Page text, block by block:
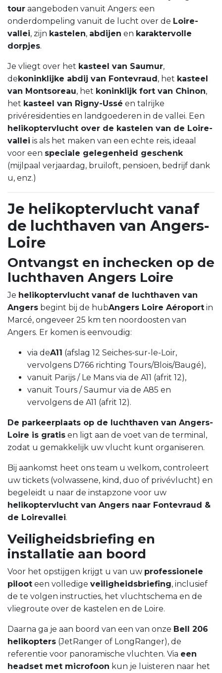
tour aangeboden vanuit Angers: een
onderdompeling vanuit de lucht over de Loire-
vallei, zijn kastelen, abdijen en karaktervolle
dorpjes.
Je vliegt over het kasteel van Saumur,
dekoninklijke abdij van Fontevraud, het kasteel
van Montsoreau, het koninklijk fort van Chinon,
het kasteel van Rigny-Ussé en talrijke
privéresidenties en landgoederen in de vallei. Een
helikoptervlucht over de kastelen van de Loire-
vallei is als het maken van een echte reis, ideaal
voor een speciale gelegenheid geschenk
(mijlpaal verjaardag, bruiloft, pensioen, bedrijf dank
u, enz.)
Je helikoptervlucht vanaf
de luchthaven van Angers-
Loire
Ontvangst en inchecken op de
luchthaven Angers Loire
Je helikoptervlucht vanaf de luchthaven van
Angers begint bij de hubAngers Loire Aéroport in
Marcé, ongeveer 25 km ten noordoosten van
Angers. Er komen is eenvoudig:
via deA11 (afslag 12 Seiches-sur-le-Loir,
vervolgens D766 richting Tours/Blois/Baugé),
vanuit Parijs / Le Mans via de A11 (afrit 12),
vanuit Tours / Saumur via de A85 en
vervolgens de A11 (afrit 12).
De parkeerplaats op de luchthaven van Angers-
Loire is gratis en ligt aan de voet van de terminal,
zodat u gemakkelijk uw vlucht kunt organiseren.
Bij aankomst heet ons team u welkom, controleert
uw tickets (volwassene, kind, duo of privévlucht) en
begeleidt u naar de instapzone voor uw
helikoptervlucht van Angers naar Fontevraud &
de Loirevallei.
Veiligheidsbriefing en
installatie aan boord
Voor het opstijgen krijgt u van uw professionele
piloot een volledige veiligheidsbriefing, inclusief
de te volgen instructies, het vluchtschema en de
vliegroute over de kastelen en de Loire.
Daarna ga je aan boord van een van onze Bell 206
helikopters (JetRanger of LongRanger), de
referentie voor panoramische vluchten. Via een
headset met microfoon kun je luisteren naar het